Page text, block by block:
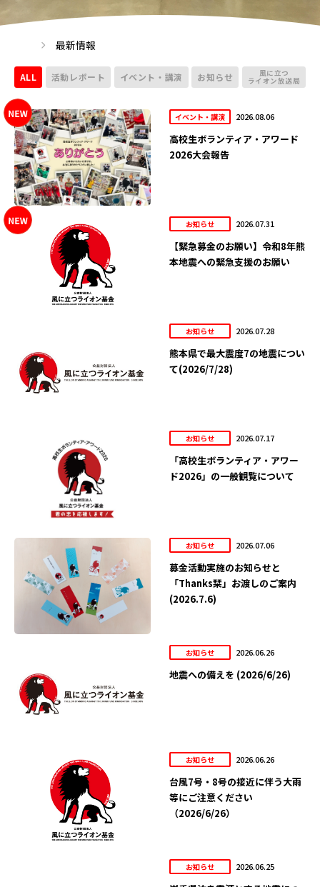
最新情報
ALL 活動レポート イベント・講演 お知らせ 風に立つ
ライオン放送局
イベント・講演 2026.08.06
高校生ボランティア・アワード
2026大会報告
お知らせ 2026.07.31
【緊急募金のお願い】令和8年熊
本地震への緊急支援のお願い
お知らせ 2026.07.28
熊本県で最大震度7の地震につい
て(2026/7/28)
お知らせ 2026.07.17
「高校生ボランティア・アワー
ド2026」の一般観覧について
お知らせ 2026.07.06
募金活動実施のお知らせと
「Thanks栞」お渡しのご案内
(2026.7.6)
お知らせ 2026.06.26
地震への備えを (2026/6/26)
お知らせ 2026.06.26
台風7号・8号の接近に伴う大雨
等にご注意ください
（2026/6/26）
お知らせ 2026.06.25